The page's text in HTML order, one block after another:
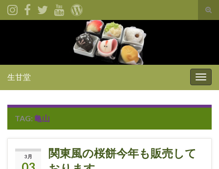
生甘堂
TAG: 亀山
3月
関東風の桜餅今年も販売して